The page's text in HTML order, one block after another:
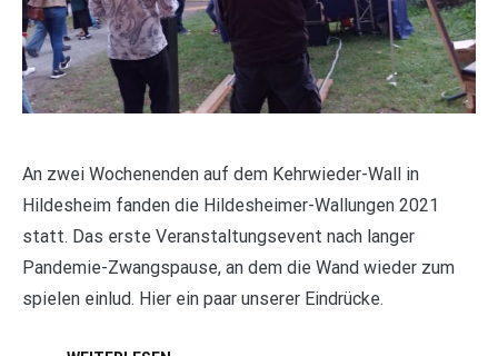
An zwei Wochenenden auf dem Kehrwieder-Wall in
Hildesheim fanden die Hildesheimer-Wallungen 2021
statt. Das erste Veranstaltungsevent nach langer
Pandemie-Zwangspause, an dem die Wand wieder zum
spielen einlud. Hier ein paar unserer Eindrücke.